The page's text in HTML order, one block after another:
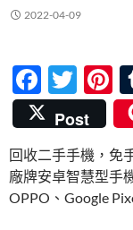
2022-04-09
F
ac
e
b
o
T
w
itt
er
t
Post
回收二手手機，免
廠牌安卓智慧型手
OPPO、Google